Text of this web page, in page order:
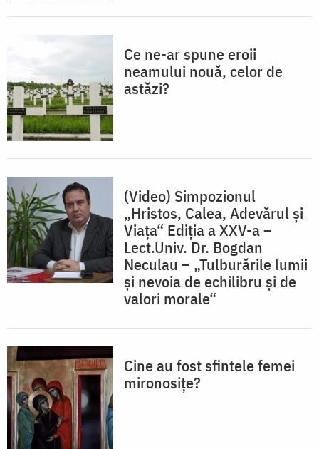
Ce ne-ar spune eroii
neamului nouă, celor de
astăzi?
(Video) Simpozionul
„Hristos, Calea, Adevărul și
Viața“ Ediția a XXV-a –
Lect.Univ. Dr. Bogdan
Neculau – „Tulburările lumii
și nevoia de echilibru și de
valori morale“
Cine au fost sfintele femei
mironosițe?